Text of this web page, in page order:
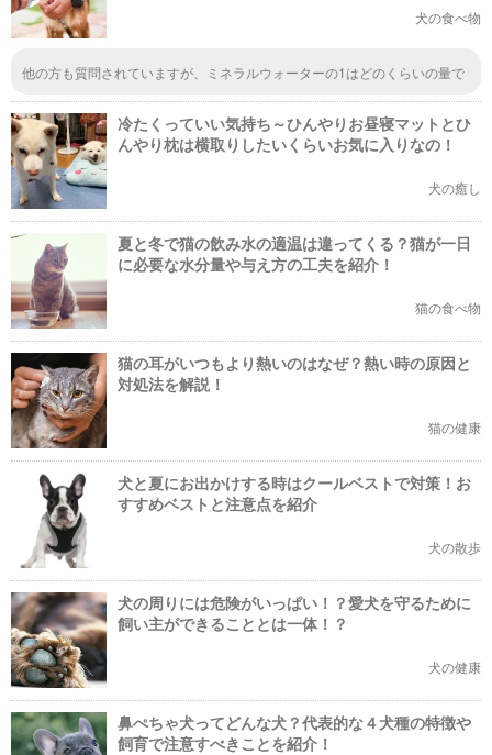
犬の食べ物
他の方も質問されていますが、ミネラルウォーターの1はどのくらいの量で
で返信は出来ませんか？ 分量が分からないので今のところはスポドリを浄
水で10倍くらいに薄めて与えています。 (以前何かの記事で獣医師が10倍く
らいに薄めてと記載していたので…)
冷たくっていい気持ち～ひんやりお昼寝マットとひ
んやり枕は横取りしたいくらいお気に入りなの！
犬の癒し
夏と冬で猫の飲み水の適温は違ってくる？猫が一日
に必要な水分量や与え方の工夫を紹介！
猫の食べ物
猫の耳がいつもより熱いのはなぜ？熱い時の原因と
対処法を解説！
猫の健康
犬と夏にお出かけする時はクールベストで対策！お
すすめベストと注意点を紹介
犬の散歩
犬の周りには危険がいっぱい！？愛犬を守るために
飼い主ができることとは一体！？
犬の健康
鼻ぺちゃ犬ってどんな犬？代表的な４犬種の特徴や
飼育で注意すべきことを紹介！